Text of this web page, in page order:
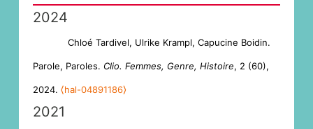
2024
Chloé Tardivel, Ulrike Krampl, Capucine Boidin.
Parole, Paroles. Clio. Femmes, Genre, Histoire, 2 (60),
2024. ⟨hal-04891186⟩
2021